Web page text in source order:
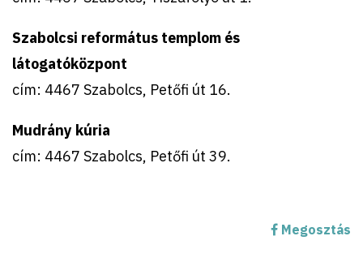
Szabolcsi református templom és
látogatóközpont
cím: 4467 Szabolcs, Petőfi út 16.
Mudrány kúria
cím: 4467 Szabolcs, Petőfi út 39.
Megosztás